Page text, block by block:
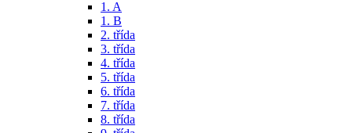
1. A
1. B
2. třída
3. třída
4. třída
5. třída
6. třída
7. třída
8. třída